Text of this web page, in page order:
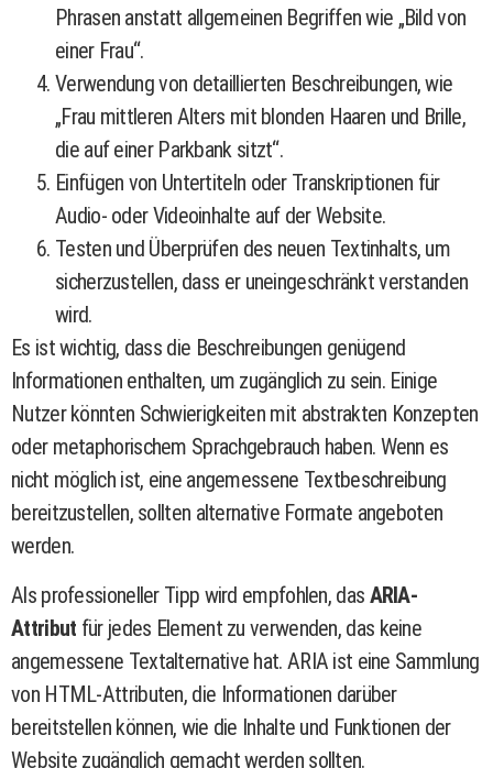
Phrasen anstatt allgemeinen Begriffen wie „Bild von
einer Frau“.
Verwendung von detaillierten Beschreibungen, wie
„Frau mittleren Alters mit blonden Haaren und Brille,
die auf einer Parkbank sitzt“.
Einfügen von Untertiteln oder Transkriptionen für
Audio- oder Videoinhalte auf der Website.
Testen und Überprüfen des neuen Textinhalts, um
sicherzustellen, dass er uneingeschränkt verstanden
wird.
Es ist wichtig, dass die Beschreibungen genügend
Informationen enthalten, um zugänglich zu sein. Einige
Nutzer könnten Schwierigkeiten mit abstrakten Konzepten
oder metaphorischem Sprachgebrauch haben. Wenn es
nicht möglich ist, eine angemessene Textbeschreibung
bereitzustellen, sollten alternative Formate angeboten
werden.
Als professioneller Tipp wird empfohlen, das ARIA-
Attribut für jedes Element zu verwenden, das keine
angemessene Textalternative hat. ARIA ist eine Sammlung
von HTML-Attributen, die Informationen darüber
bereitstellen können, wie die Inhalte und Funktionen der
Website zugänglich gemacht werden sollten.